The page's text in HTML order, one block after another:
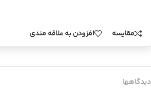
مقایسه افزودن به علاقه مندی
دیدگاهها